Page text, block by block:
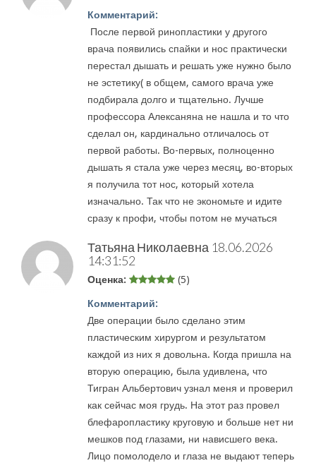
Комментарий:
После первой ринопластики у другого
врача появились спайки и нос практически
перестал дышать и решать уже нужно было
не эстетику( в общем, самого врача уже
подбирала долго и тщательно. Лучше
профессора Алексаняна не нашла и то что
сделал он, кардинально отличалось от
первой работы. Во-первых, полноценно
дышать я стала уже через месяц, во-вторых
я получила тот нос, который хотела
изначально. Так что не экономьте и идите
сразу к профи, чтобы потом не мучаться
Татьяна Николаевна 18.06.2026
14:31:52
Оценка: (5)
Комментарий:
Две операции было сделано этим
пластическим хирургом и результатом
каждой из них я довольна. Когда пришла на
вторую операцию, была удивлена, что
Тигран Альбертович узнал меня и проверил
как сейчас моя грудь. На этот раз провел
блефаропластику круговую и больше нет ни
мешков под глазами, ни нависшего века.
Лицо помолодело и глаза не выдают теперь